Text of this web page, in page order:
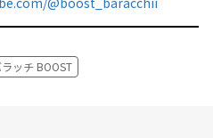
ッチ BOOST